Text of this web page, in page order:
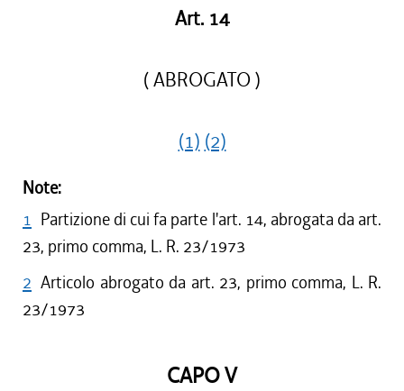
Art. 14
( ABROGATO )
(1) (2)
Note:
1 Partizione di cui fa parte l'art. 14, abrogata da art.
23, primo comma, L. R. 23/1973
2 Articolo abrogato da art. 23, primo comma, L. R.
23/1973
CAPO V